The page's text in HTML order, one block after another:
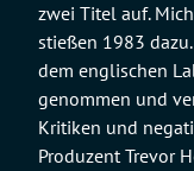
zwei Titel auf.
stießen 1983
dem englischen
genommen und
Kritiken und
Produzent Trevor